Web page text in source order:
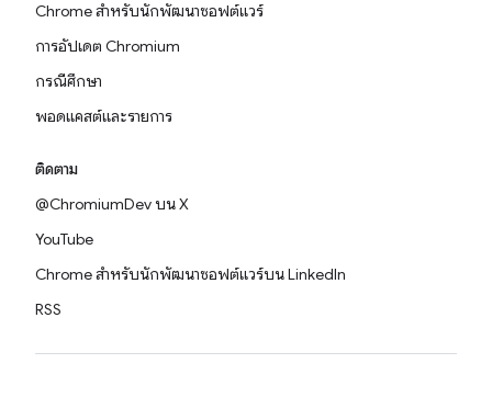
Chrome สำหรับนักพัฒนาซอฟต์แวร์
การอัปเดต Chromium
กรณีศึกษา
พอดแคสต์และรายการ
ติดตาม
@ChromiumDev บน X
YouTube
Chrome สำหรับนักพัฒนาซอฟต์แวร์บน LinkedIn
RSS